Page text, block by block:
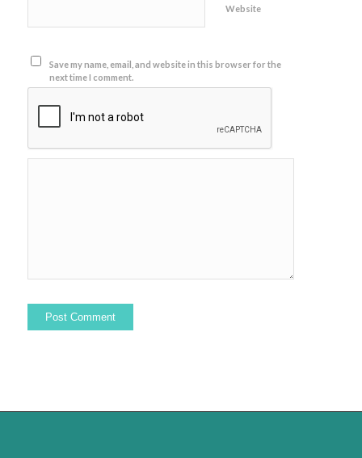
Website
Save my name, email, and website in this browser for the
next time I comment.